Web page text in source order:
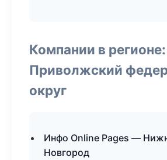
Компании в регионе:
Приволжский
округ
Инфо Online Pages —
Новгород